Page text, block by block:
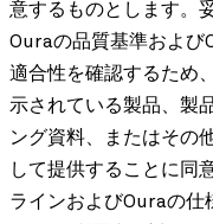
意するものとします。
Ouraの品質基準および
適合性を確認するため
示されている製品、製
ング資料、またはその
して提供することに同
ラインおよびOuraの仕